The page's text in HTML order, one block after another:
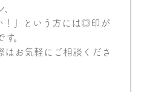
！」という方には◎印が
。
はお気軽にご相談くださ